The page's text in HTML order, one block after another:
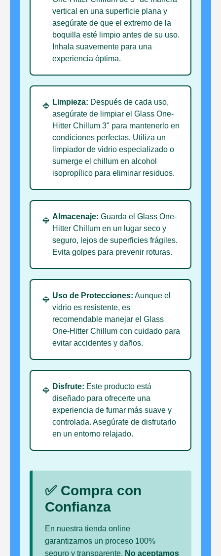
vertical en una superficie plana y
asegúrate de que el extremo de la
boquilla esté limpio antes de su uso.
Inhala suavemente para una
experiencia óptima.
🔹 Limpieza: Después de cada uso,
asegúrate de limpiar el Glass One-
Hitter Chillum 3" para mantenerlo en
condiciones perfectas. Utiliza un
limpiador de vidrio especializado o
sumerge el chillum en alcohol
isopropílico para eliminar residuos.
🔹 Almacenaje: Guarda el Glass One-
Hitter Chillum en un lugar seco y
seguro, lejos de superficies frágiles.
Evita golpes para prevenir roturas.
🔹 Uso de Protecciones: Aunque el
vidrio es resistente, es
recomendable manejar el Glass
One-Hitter Chillum con cuidado para
evitar accidentes y daños.
🔹 Disfrute: Este producto está
diseñado para ofrecerte una
experiencia de fumar más suave y
controlada. Asegúrate de disfrutarlo
en un entorno relajado.
✅ Compra con
Confianza
En nuestra tienda online
garantizamos un proceso 100%
seguro y transparente. No aceptamos